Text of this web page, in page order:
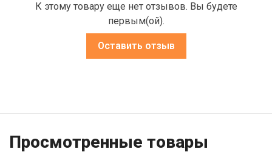
К этому товару еще нет отзывов. Вы будете
первым(ой).
Оставить отзыв
Просмотренные товары